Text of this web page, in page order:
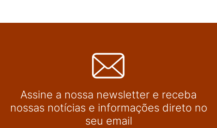
Assine a nossa newsletter e receba
nossas notícias e informações direto no
seu email